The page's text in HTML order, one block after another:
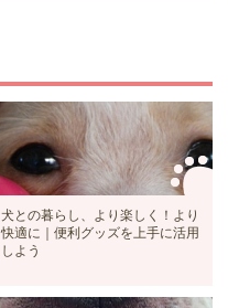
犬との暮らし、より楽しく！より
快適に｜便利グッズを上手に活用
しよう